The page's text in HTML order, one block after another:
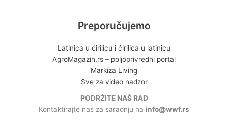
Preporučujemo
Latinica u ćirilicu i ćirilica u latinicu
AgroMagazin.rs – poljoprivredni portal
Markiza Living
Sve za video nadzor
PODRŽITE NAŠ RAD
Kontaktirajte nas za saradnju na info@wwf.rs